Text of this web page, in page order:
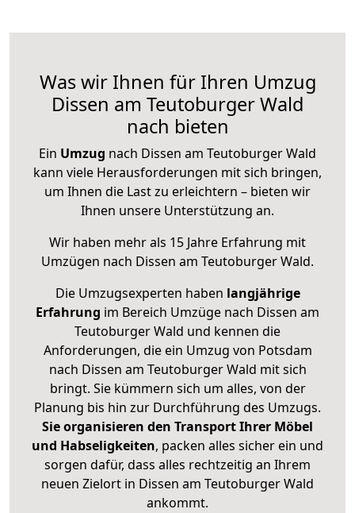
Was wir Ihnen für Ihren Umzug
Dissen am Teutoburger Wald
nach bieten
Ein Umzug nach Dissen am Teutoburger Wald
kann viele Herausforderungen mit sich bringen,
um Ihnen die Last zu erleichtern – bieten wir
Ihnen unsere Unterstützung an.
Wir haben mehr als 15 Jahre Erfahrung mit
Umzügen nach Dissen am Teutoburger Wald.
Die Umzugsexperten haben langjährige
Erfahrung im Bereich Umzüge nach Dissen am
Teutoburger Wald und kennen die
Anforderungen, die ein Umzug von Potsdam
nach Dissen am Teutoburger Wald mit sich
bringt. Sie kümmern sich um alles, von der
Planung bis hin zur Durchführung des Umzugs.
Sie organisieren den Transport Ihrer Möbel
und Habseligkeiten, packen alles sicher ein und
sorgen dafür, dass alles rechtzeitig an Ihrem
neuen Zielort in Dissen am Teutoburger Wald
ankommt.